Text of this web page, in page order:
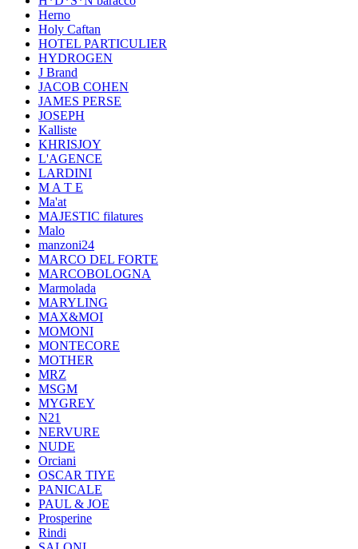
Herno
Holy Caftan
HOTEL PARTICULIER
HYDROGEN
J Brand
JACOB COHEN
JAMES PERSE
JOSEPH
Kalliste
KHRISJOY
L'AGENCE
LARDINI
M A T E
Ma'at
MAJESTIC filatures
Malo
manzoni24
MARCO DEL FORTE
MARCOBOLOGNA
Marmolada
MARYLING
MAX&MOI
MOMONI
MONTECORE
MOTHER
MRZ
MSGM
MYGREY
N21
NERVURE
NUDE
Orciani
OSCAR TIYE
PANICALE
PAUL & JOE
Prosperine
Rindi